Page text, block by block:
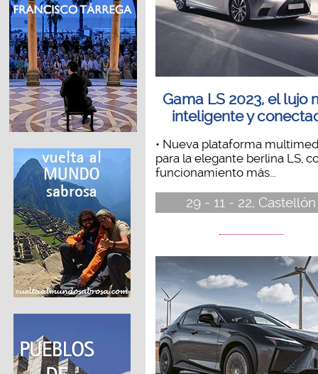
Gama LS 2023, el lujo
inteligente y
• Nueva plataforma
para la elegante berlina LS,
funcionamiento más...
29 - 11 - 22, Castellón